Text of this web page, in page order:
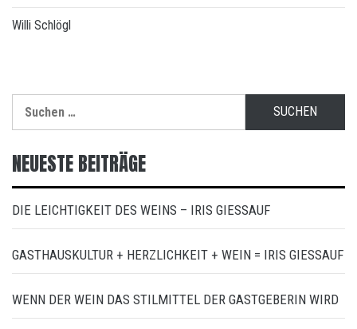
Willi Schlögl
nach:
NEUESTE BEITRÄGE
DIE LEICHTIGKEIT DES WEINS – IRIS GIESSAUF
GASTHAUSKULTUR + HERZLICHKEIT + WEIN = IRIS GIESSAUF
WENN DER WEIN DAS STILMITTEL DER GASTGEBERIN WIRD